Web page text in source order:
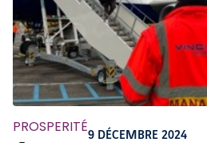
PROSPERITÉ
-
9 DÉCEMBRE 2024